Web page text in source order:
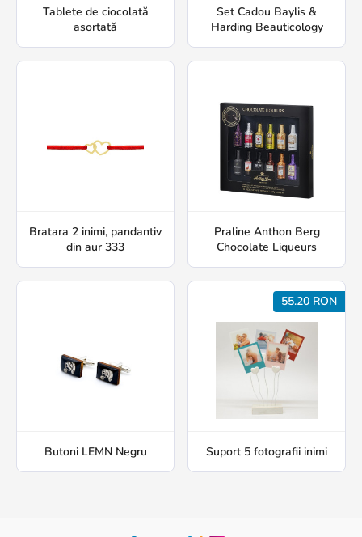
Tablete de ciocolată
asortată
Set Cadou Baylis &
Harding Beauticology
Bratara 2 inimi, pandantiv
din aur 333
Praline Anthon Berg
Chocolate Liqueurs
Butoni LEMN Negru
55.20 RON
Suport 5 fotografii inimi